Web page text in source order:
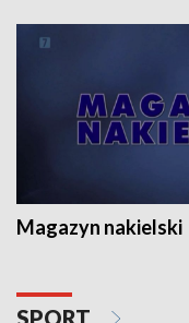
Magazyn nakielski
SPORT